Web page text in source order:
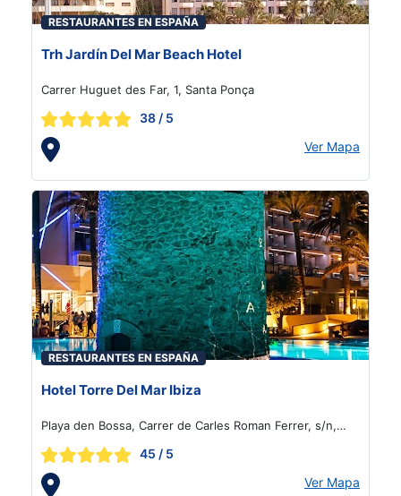
RESTAURANTES EN ESPAÑA
Trh Jardín Del Mar Beach Hotel
Carrer Huguet des Far, 1, Santa Ponça
38 / 5
Ver Mapa
RESTAURANTES EN ESPAÑA
Hotel Torre Del Mar Ibiza
Playa den Bossa, Carrer de Carles Roman Ferrer, s/n,
45 / 5
Ver Mapa